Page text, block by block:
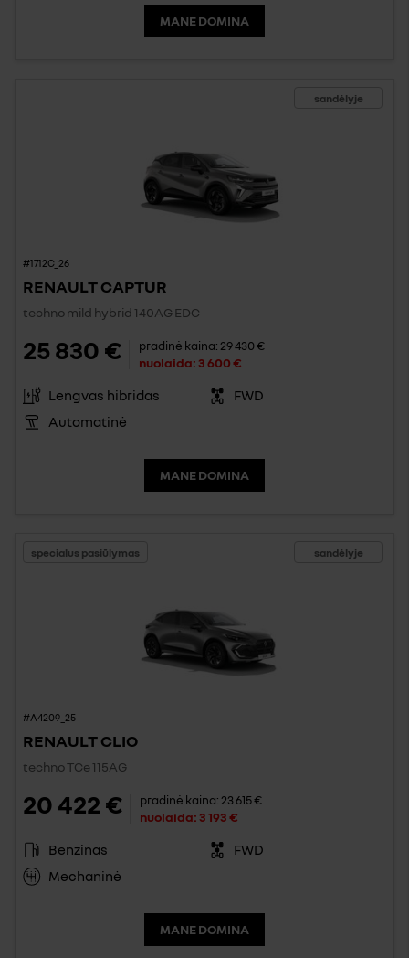
MANE DOMINA
sandėlyje
#1712C_26
RENAULT CAPTUR
techno mild hybrid 140AG EDC
25 830 € pradinė kaina: 29 430 €
nuolaida: 3 600 €
Lengvas hibridas
FWD
Automatinė
MANE DOMINA
sandėlyje
specialus pasiūlymas
#A4209_25
RENAULT CLIO
techno TCe 115AG
20 422 € pradinė kaina: 23 615 €
nuolaida: 3 193 €
Benzinas
FWD
Mechaninė
MANE DOMINA